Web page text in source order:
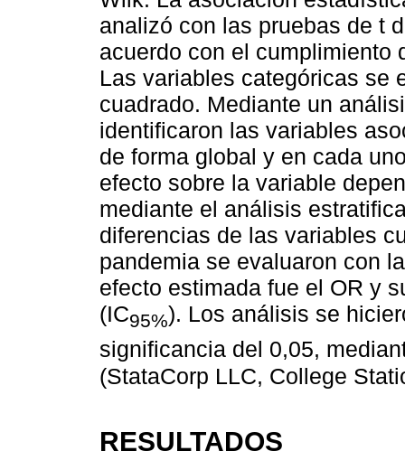
analizó con las pruebas de t
acuerdo con el cumplimiento
Las variables categóricas se
cuadrado. Mediante un
identificaron las variables
de forma global y en cada
efecto sobre la variable
mediante el análisis
diferencias de las variables
pandemia se evaluaron con
efecto estimada fue el OR y
(IC95%). Los análisis se
significancia del 0,05,
(StataCorp LLC, College
RESULTADOS